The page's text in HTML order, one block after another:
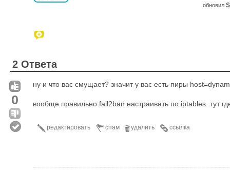
обновил
2 Ответа
0
ну и что вас смущает? значит у вас есть пиры
вообще правильно fail2ban настраивать по iptables. тут
ссылка
удалить
спам
редактировать